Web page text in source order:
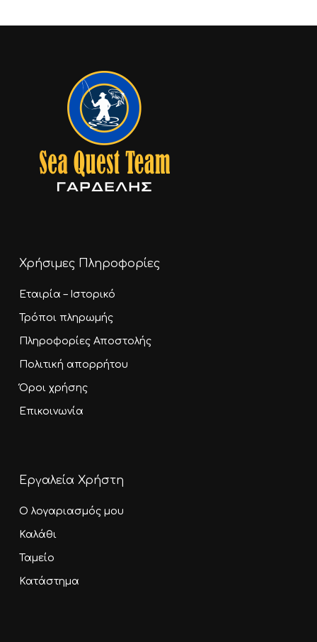
Χρήσιμες Πληροφορίες
Εταιρία – Ιστορικό
Τρόποι πληρωμής
Πληροφορίες Αποστολής
Πολιτική απορρήτου
Όροι χρήσης
Επικοινωνία
Εργαλεία Χρήστη
Ο λογαριασμός μου
Καλάθι
Ταμείο
Κατάστημα